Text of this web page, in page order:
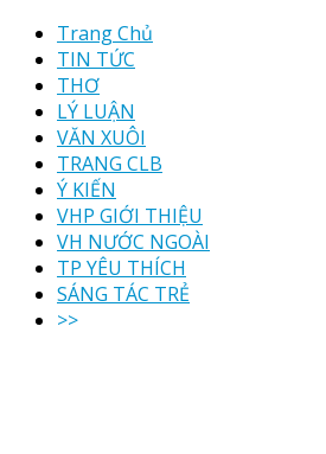
Trang Chủ
TIN TỨC
THƠ
LÝ LUẬN
VĂN XUÔI
TRANG CLB
Ý KIẾN
VHP GIỚI THIỆU
VH NƯỚC NGOÀI
TP YÊU THÍCH
SÁNG TÁC TRẺ
>>